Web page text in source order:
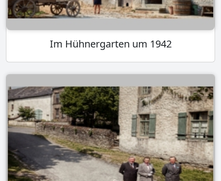
Im Hühnergarten um 1942